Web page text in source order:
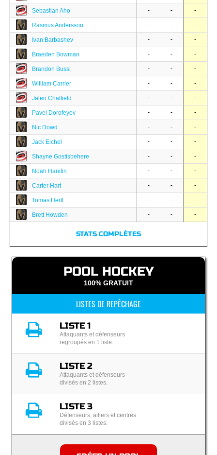
Sebastian Aho - - -
Rasmus Andersson - - -
Ivan Barbashev - - -
Braeden Bowman - - -
Brandon Bussi - - -
William Carrier - - -
Jalen Chatfield - - -
Pavel Dorofeyev - - -
Nic Dowd - - -
Jack Eichel - - -
Shayne Gostisbehere - - -
Noah Hanifin - - -
Carter Hart - - -
Tomas Hertl - - -
Brett Howden - - -
STATS COMPLÈTES
POOL HOCKEY
100% GRATUIT
LISTES DE REPÊCHAGE
LISTE 1
Attaquants et défenseurs
regroupés en 1 liste.
LISTE 2
Attaquants et défenseurs
divisés en 2 listes.
LISTE 3
Défenseurs, ailiers et centres
divisés en 3 listes.